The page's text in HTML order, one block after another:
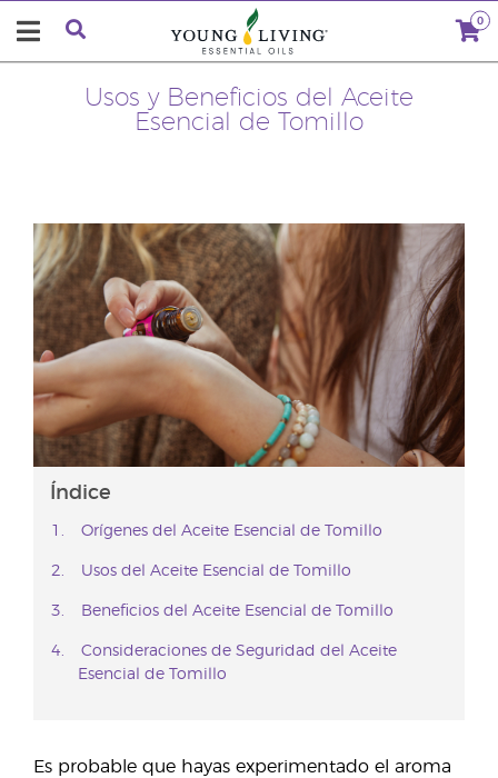
0
Usos y Beneficios del Aceite
Esencial de Tomillo
Índice
Orígenes del Aceite Esencial de Tomillo
Usos del Aceite Esencial de Tomillo
Beneficios del Aceite Esencial de Tomillo
Consideraciones de Seguridad del Aceite
Esencial de Tomillo
Es probable que hayas experimentado el aroma